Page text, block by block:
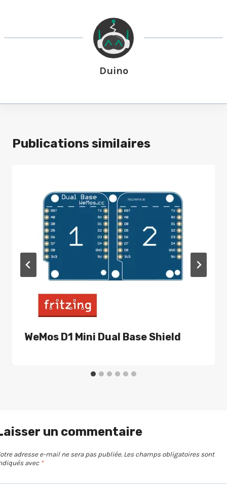
Duino
Publications similaires
WeMos D1 Mini Dual Base Shield
un commentaire
adresse e-mail ne sera pas publiée. Les champs obligatoires sont
avec *